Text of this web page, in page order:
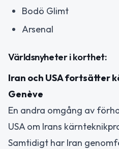
Bodö Glimt
Arsenal
Världsnyheter i korthet:
Iran och USA fortsätter
Genève
En andra omgång av
USA om Irans
Samtidigt har Iran